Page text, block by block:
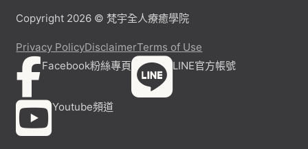
Copyright 2026 © 梵宇全人療癒學院
Privacy PolicyDisclaimerTerms of Use
Facebook粉絲專頁
LINE官方帳號
Youtube頻道